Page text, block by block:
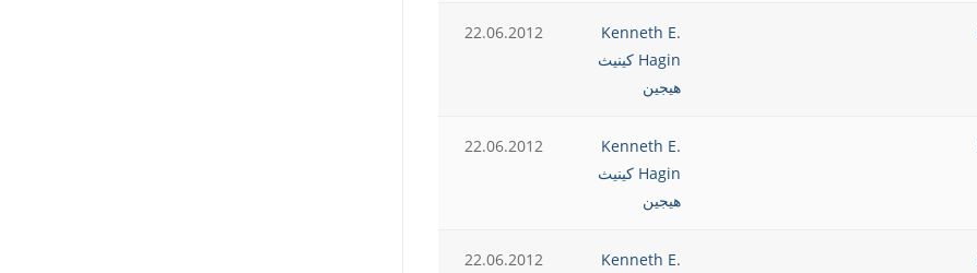
Kenneth E.
Hagin كينيث
هيجين
22.06.2012
Kenneth E.
Hagin كينيث
هيجين
22.06.2012
Kenneth E.
22.06.2012